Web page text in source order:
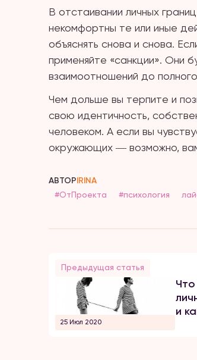
В отстаивании личных
некомфортны те или иные
объяснять снова и снова.
применяйте «санкции». Они
взаимоотношений до
Чем дольше вы терпите и
свою идентичность,
человеком. А если вы
окружающих ― возможно, вам
АВТОРIRINA
#ОтПроекта #психология
Предыдущая статья
25 Июл 2020
и